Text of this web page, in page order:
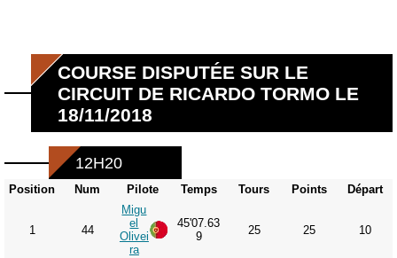
COURSE DISPUTÉE SUR LE
CIRCUIT DE RICARDO TORMO LE
18/11/2018
12H20
Position Num Pilote Temps Tours Points Départ
1 44
Migu
el
Olivei
ra
45'07.63
9
25 25 10